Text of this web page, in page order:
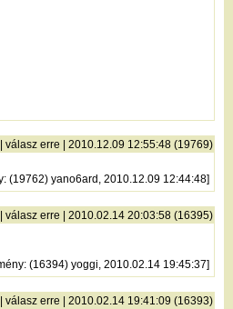
válasz erre | 2010.12.09 12:55:48 (19769)
: (19762) yano6ard, 2010.12.09 12:44:48]
válasz erre | 2010.02.14 20:03:58 (16395)
: (16394) yoggi, 2010.02.14 19:45:37]
válasz erre | 2010.02.14 19:41:09 (16393)